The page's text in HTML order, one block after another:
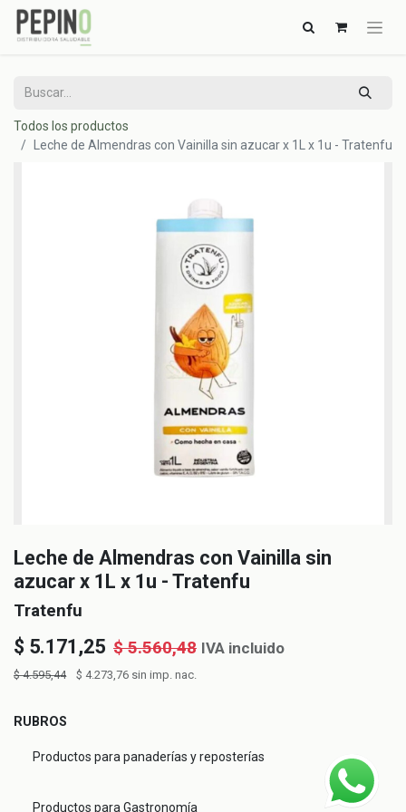
Todos los productos
Leche de Almendras con Vainilla sin azucar x 1L x 1u - Tratenfu
Leche de Almendras con Vainilla sin
azucar x 1L x 1u - Tratenfu
Tratenfu
$ 5.171,25 $5.560,48 IVA incluido
$4.595,44 $ 4.273,76 sin imp. nac.
RUBROS
Productos para panaderías y reposterías
Productos para Gastronomía